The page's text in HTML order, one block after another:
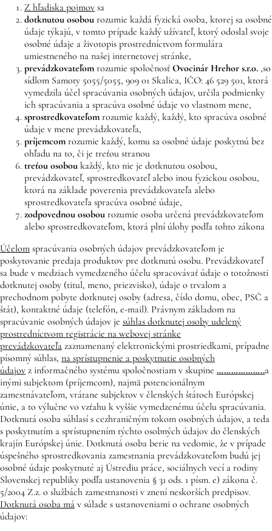
Z hľadiska pojmov sa
dotknutou osobou rozumie každá fyzická osoba, ktorej sa osobné
údaje týkajú, v tomto prípade každý užívateľ, ktorý odoslal svoje
osobné údaje a životopis prostredníctvom formulára
umiestneného na našej internetovej stránke,
prevádzkovateľom rozumie spoločnosť Ovocinár Hrehor s.r.o. ,so
sídlom Samoty 5055/5055, 909 01 Skalica, IČO: 46 529 501, ktorá
vymedzila účel spracúvania osobných údajov, určila podmienky
ich spracúvania a spracúva osobné údaje vo vlastnom mene,
sprostredkovateľom rozumie každý, každý, kto spracúva osobné
údaje v mene prevádzkovateľa,
príjemcom rozumie každý, komu sa osobné údaje poskytnú bez
ohľadu na to, či je treťou stranou
treťou osobou každý, kto nie je dotknutou osobou,
prevádzkovateľ, sprostredkovateľ alebo inou fyzickou osobou,
ktorá na základe poverenia prevádzkovateľa alebo
sprostredkovateľa spracúva osobné údaje,
zodpovednou osobou rozumie osoba určená prevádzkovateľom
alebo sprostredkovateľom, ktorá plní úlohy podľa tohto zákona
Účelom spracúvania osobných údajov prevádzkovateľom je
poskytovanie predaja produktov pre dotknutú osobu. Prevádzkovateľ
sa bude v medziach vymedzeného účelu spracovávať údaje o totožnosti
dotknutej osoby (titul, meno, priezvisko), údaje o trvalom a
prechodnom pobyte dotknutej osoby (adresa, číslo domu, obec, PSČ a
štát), kontaktné údaje (telefón, e-mail). Právnym základom na
spracúvanie osobných údajov je súhlas dotknutej osoby udelený
prostredníctvom registrácie na webovej stránke
prevádzkovateľa zaznamenaný elektronickými prostriedkami, prípadne
písomný súhlas, na sprístupnenie a poskytnutie osobných
údajov z informačného systému spoločnostiam v skupine ………………..a
inými subjektom (príjemcom), najmä potencionálnym
zamestnávateľom, vrátane subjektov v členských štátoch Európskej
únie, a to výlučne vo vzťahu k vyššie vymedzenému účelu spracúvania.
Dotknutá osoba súhlasí s cezhraničným tokom osobných údajov, a teda
s poskytnutím a sprístupnením týchto osobných údajov do členských
krajín Európskej únie. Dotknutá osoba berie na vedomie, že v prípade
úspešného sprostredkovania zamestnania prevádzkovateľom budú jej
osobné údaje poskytnuté aj Ústrediu práce, sociálnych vecí a rodiny
Slovenskej republiky podľa ustanovenia § 31 ods. 1 písm. e) zákona č.
5/2004 Z.z. o službách zamestnanosti v znení neskorších predpisov.
Dotknutá osoba má v súlade s ustanoveniami o ochrane osobných
údajov: